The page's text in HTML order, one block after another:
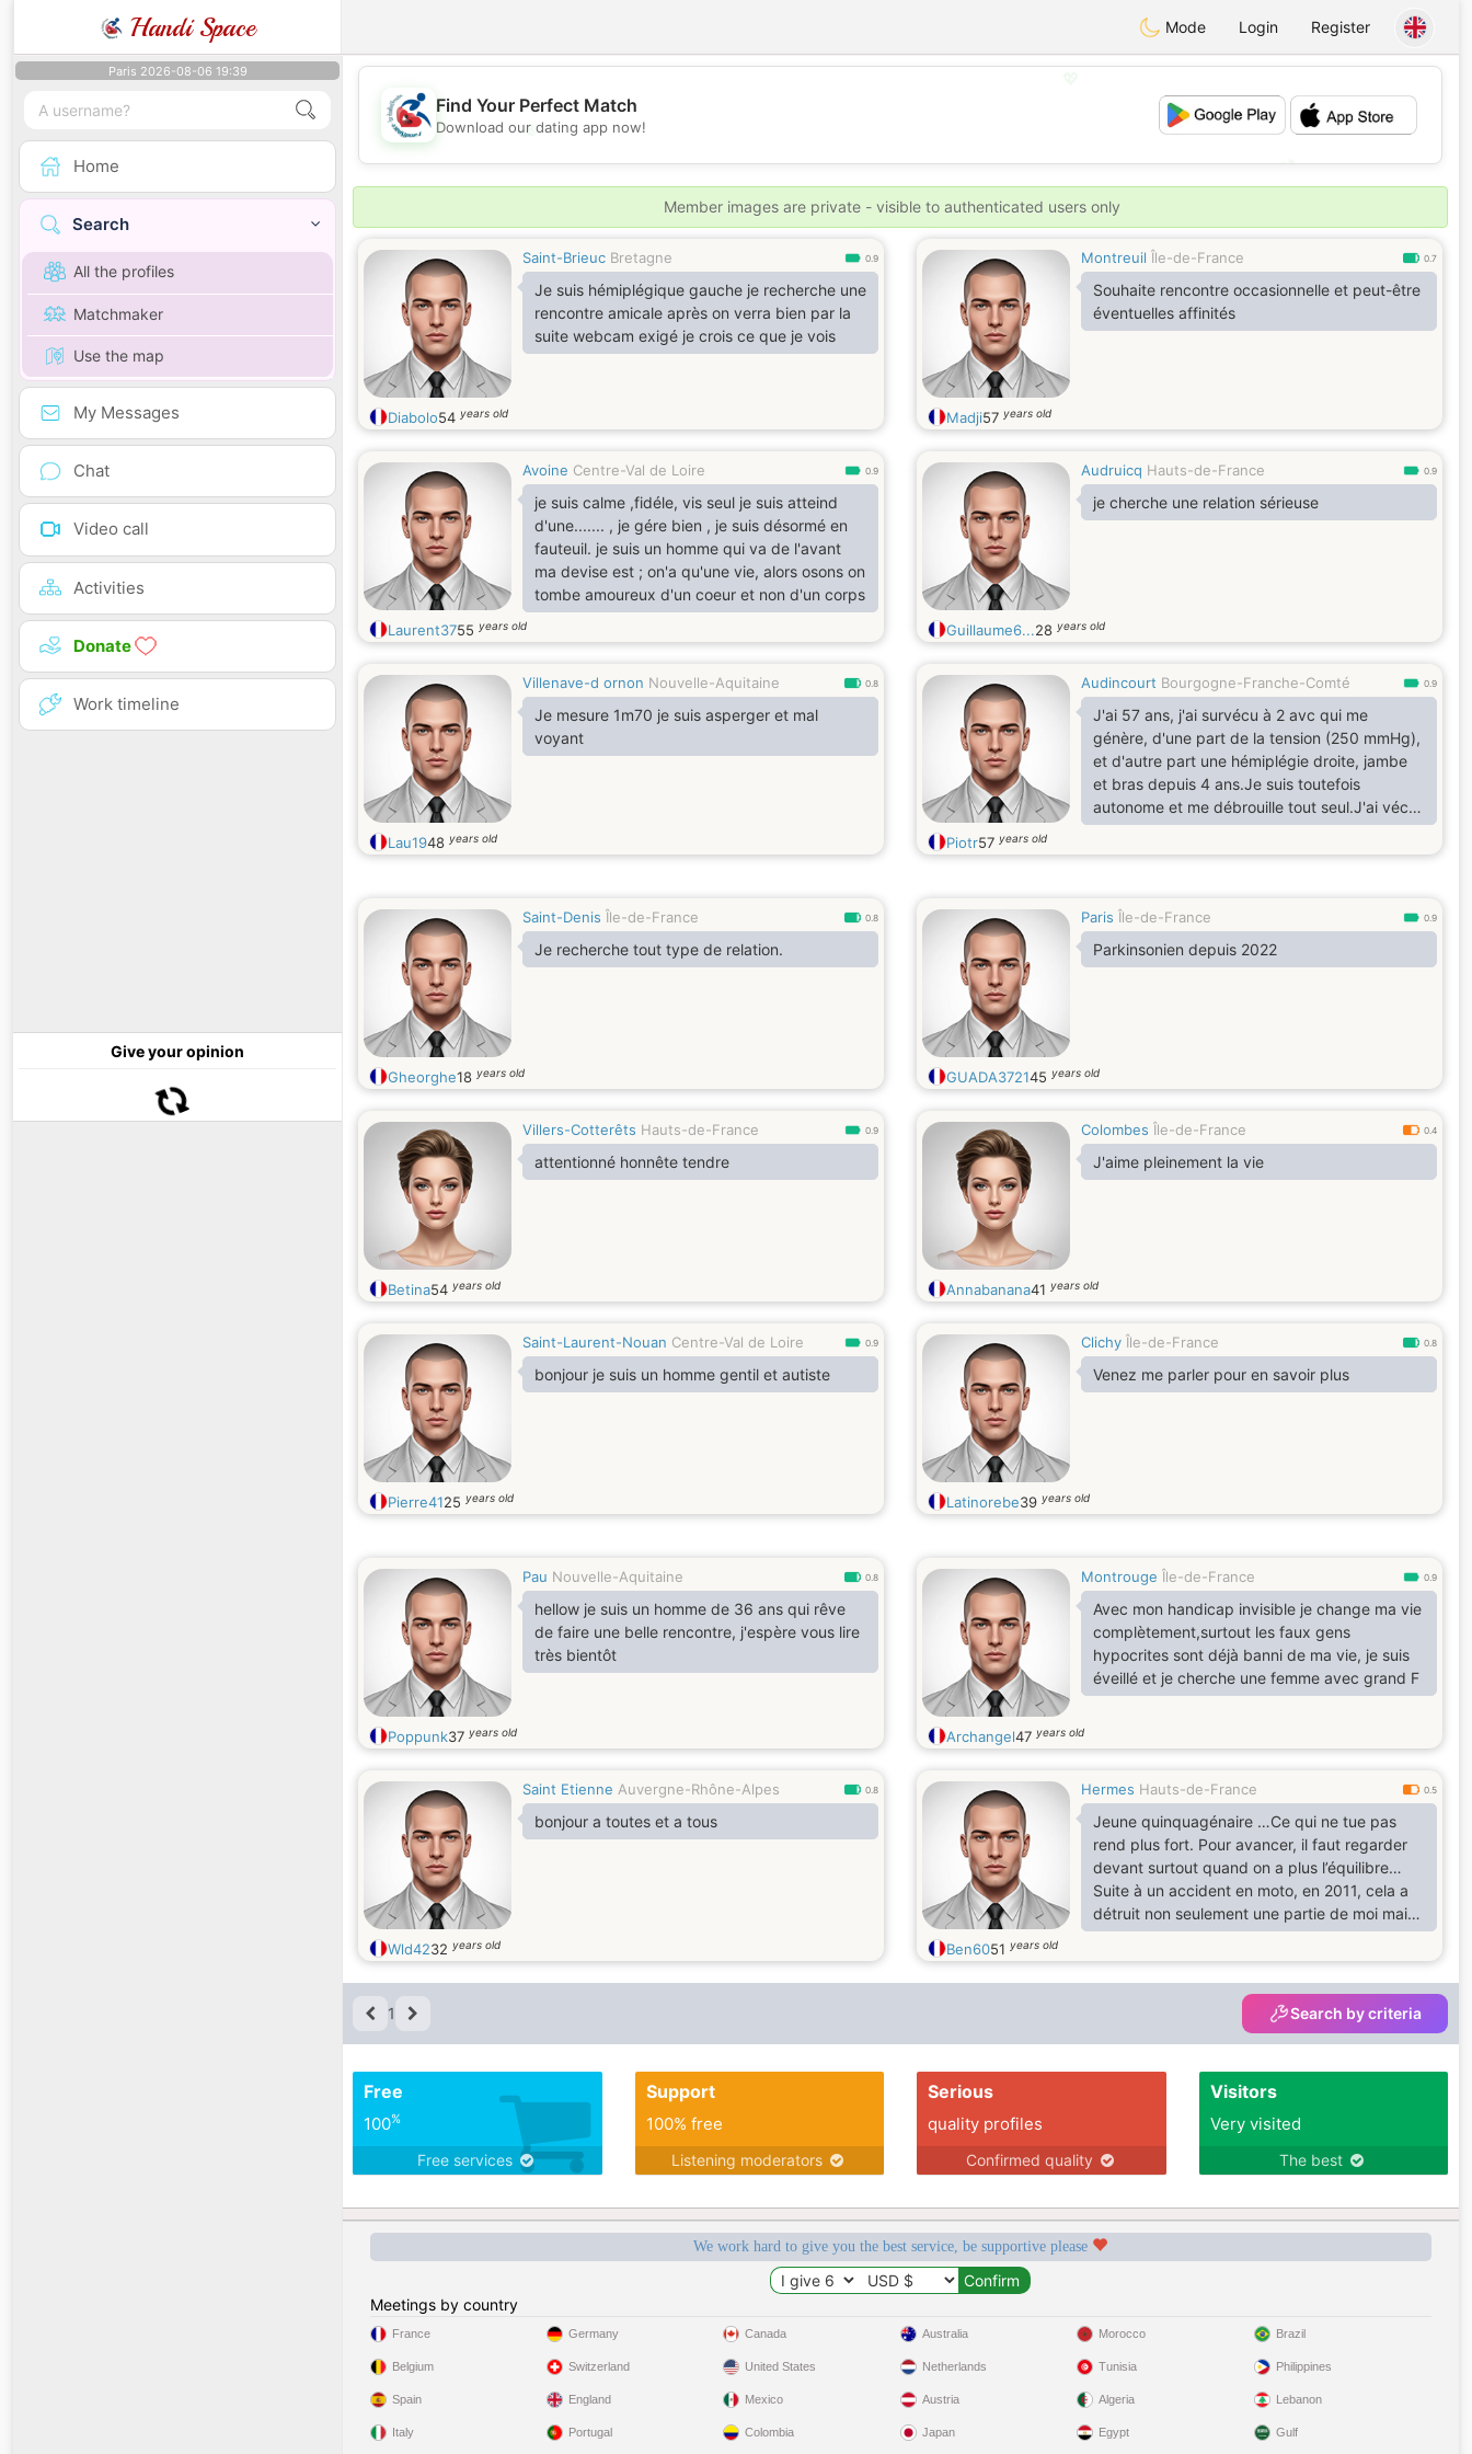
Handi Space Mode Login Register
Paris 2026-08-06 19:39
Home
Search
All the profiles
Matchmaker
Use the map
My Messages
Chat
Video call
Activities
Donate
Work timeline
Give your opinion
💖
💕
Find Your Perfect Match
Download our dating app now!
Member images are private - visible to authenticated users only
Saint-Brieuc Bretagne 0.9
Je suis hémiplégique gauche je recherche une
rencontre amicale après on verra bien par la
suite webcam exigé je crois ce que je vois
Diabolo54 years old
Montreuil Île-de-France 0.7
Souhaite rencontre occasionnelle et peut-être
éventuelles affinités
Madji57 years old
Avoine Centre-Val de Loire 0.9
je suis calme ,fidéle, vis seul je suis atteind
d'une....... , je gére bien , je suis désormé en
fauteuil. je suis un homme qui va de l'avant
ma devise est ; on'a qu'une vie, alors osons on
tombe amoureux d'un coeur et non d'un corps
Laurent3755 years old
Audruicq Hauts-de-France 0.9
je cherche une relation sérieuse
Guillaume6...28 years old
Villenave-d ornon Nouvelle-Aquitaine 0.8
Je mesure 1m70 je suis asperger et mal
voyant
Lau1948 years old
Audincourt Bourgogne-Franche-Comté 0.9
J'ai 57 ans, j'ai survécu à 2 avc qui me
génère, d'une part de la tension (250 mmHg),
et d'autre part une hémiplégie droite, jambe
et bras depuis 4 ans.Je suis toutefois
autonome et me débrouille tout seul.J'ai vécu
un mariage, un pacs, et je suis désormais libre
et célibataire. Après 7 ans tout seul, je suis
romantique, prête elle aussi aux mêmes
concessions, à ma vitesse, toutefois.
Piotr57 years old
Saint-Denis Île-de-France 0.8
Je recherche tout type de relation.
Gheorghe18 years old
Paris Île-de-France 0.9
Parkinsonien depuis 2022
GUADA372145 years old
Villers-Cotterêts Hauts-de-France 0.9
attentionné honnête tendre
Betina54 years old
Colombes Île-de-France 0.4
J'aime pleinement la vie
Annabanana41 years old
Saint-Laurent-Nouan Centre-Val de Loire 0.9
bonjour je suis un homme gentil et autiste
Pierre4125 years old
Clichy Île-de-France 0.8
Venez me parler pour en savoir plus
Latinorebe39 years old
Pau Nouvelle-Aquitaine 0.8
hellow je suis un homme de 36 ans qui rêve
de faire une belle rencontre, j'espère vous lire
très bientôt
Poppunk37 years old
Montrouge Île-de-France 0.9
Avec mon handicap invisible je change ma vie
complètement,surtout les faux gens
hypocrites sont déjà banni de ma vie, je suis
éveillé et je cherche une femme avec grand F
Archangel47 years old
Saint Etienne Auvergne-Rhône-Alpes 0.8
bonjour a toutes et a tous
Wld4232 years old
Hermes Hauts-de-France 0.5
Jeune quinquagénaire …Ce qui ne tue pas
rend plus fort. Pour avancer, il faut regarder
devant surtout quand on a plus l’équilibre…
Suite à un accident en moto, en 2011, cela a
détruit non seulement une partie de moi mais
aussi ma famille. Divorcé depuis 2019, je
souhaiterais trouver une compagne afin de
partager les bons moments comme le
Ben6051 years old
1 Search by criteria
Free
100%
Free services
Support
100% free
Listening moderators
Serious
quality profiles
Confirmed quality
Visitors
Very visited
The best
We work hard to give you the best service, be supportive please
Meetings by country
France
Belgium
Spain
Italy
Germany
Switzerland
England
Portugal
Canada
United States
Mexico
Colombia
Australia
Netherlands
Austria
Japan
Morocco
Tunisia
Algeria
Egypt
Brazil
Philippines
Lebanon
Gulf